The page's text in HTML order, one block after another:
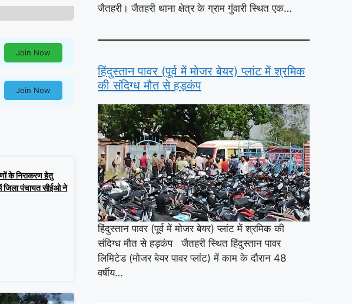
Join Now
Join Now
के निराकरण हेतु
जिला पंचायत सीईओ ने
जैतहरी। जैतहरी थाना क्षेत्र के ग्राम गुंवारी स्थित एक…
हिंदुस्तान पावर (पूर्व में मोजर बेयर) प्लांट में श्रमिक
की संदिग्ध मौत से हड़कंप
हिंदुस्तान पावर (पूर्व में मोजर बेयर) प्लांट में श्रमिक की
संदिग्ध मौत से हड़कंप जैतहरी स्थित हिंदुस्तान पावर
लिमिटेड (मोजर बेयर पावर प्लांट) में काम के दौरान 48
वर्षीय…